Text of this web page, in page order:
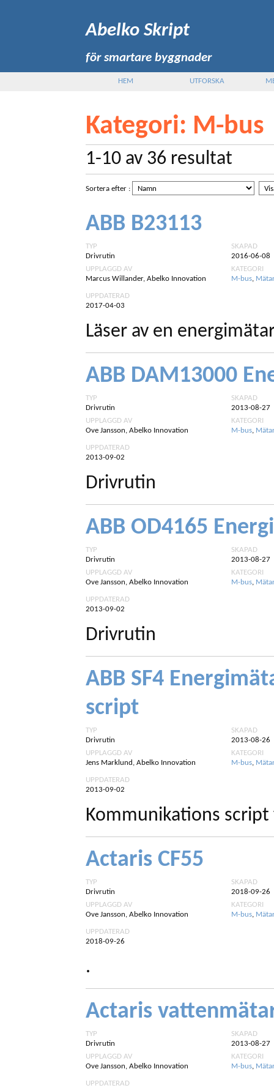
Abelko Skript
för smartare byggnader
HEM UTFORSKA
Kategori: M-bus
1-10 av 36 resultat
Sortera efter :
ABB B23113
TYP
Drivrutin
UPPLAGGD AV
Marcus Willander, Abelko Innovation
SKAPAD
2016-06-08
KATEGORI
M-bus,
UPPDATERAD
2017-04-03
Läser av en
ABB DAM13000
TYP
Drivrutin
UPPLAGGD AV
Ove Jansson, Abelko Innovation
SKAPAD
2013-08-27
KATEGORI
M-bus,
UPPDATERAD
2013-09-02
Drivrutin
ABB OD4165
TYP
Drivrutin
UPPLAGGD AV
Ove Jansson, Abelko Innovation
SKAPAD
2013-08-27
KATEGORI
M-bus,
UPPDATERAD
2013-09-02
Drivrutin
ABB SF4
script
TYP
Drivrutin
UPPLAGGD AV
Jens Marklund, Abelko Innovation
SKAPAD
2013-08-26
KATEGORI
M-bus,
UPPDATERAD
2013-09-02
Kommunikations script
Actaris CF55
TYP
Drivrutin
UPPLAGGD AV
Ove Jansson, Abelko Innovation
SKAPAD
2018-09-26
KATEGORI
M-bus,
UPPDATERAD
2018-09-26
.
Actaris
TYP
Drivrutin
UPPLAGGD AV
Ove Jansson, Abelko Innovation
SKAPAD
2013-08-27
KATEGORI
M-bus,
UPPDATERAD